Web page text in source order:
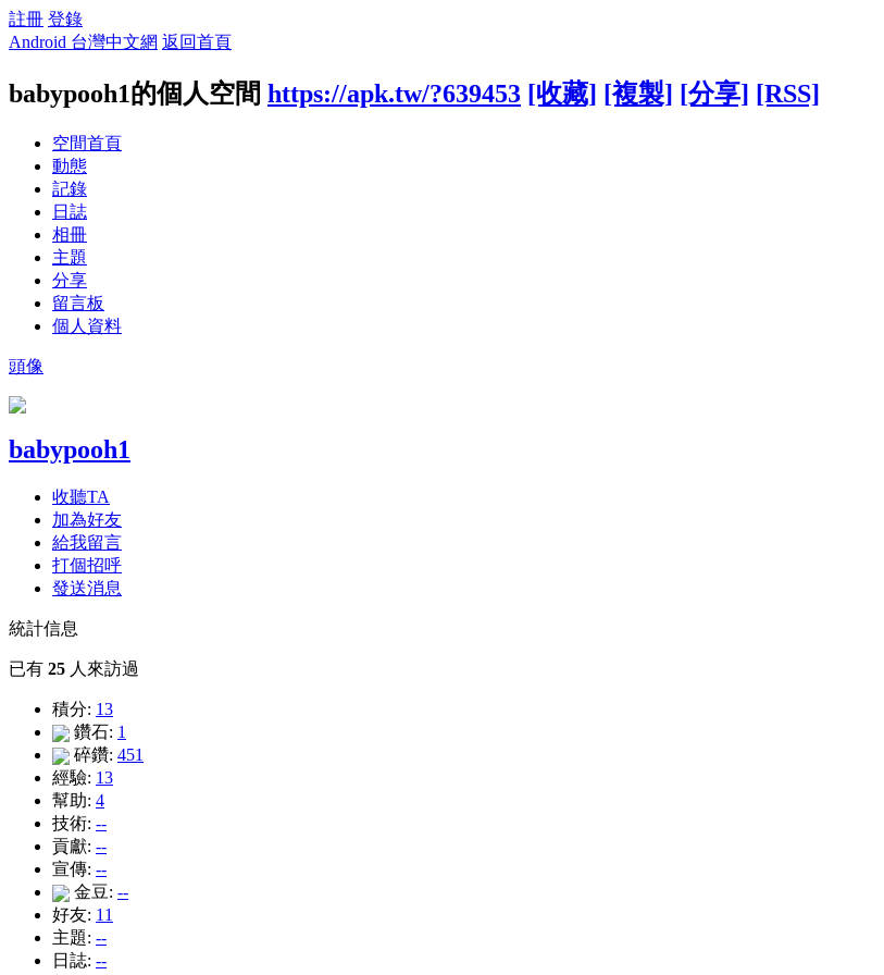
註冊 登錄
Android 台灣中文網 返回首頁
babypooh1的個人空間 https://apk.tw/?639453 [收藏] [複製] [分享] [RSS]
空間首頁
動態
記錄
日誌
相冊
主題
分享
留言板
個人資料
頭像
babypooh1
收聽TA
加為好友
給我留言
打個招呼
發送消息
統計信息
已有 25 人來訪過
積分: 13
鑽石: 1
碎鑽: 451
經驗: 13
幫助: 4
技術: --
貢獻: --
宣傳: --
金豆: --
好友: 11
主題: --
日誌: --